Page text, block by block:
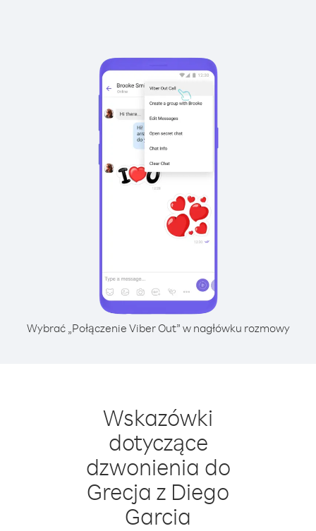
Wybrać „Połączenie Viber Out” w nagłówku rozmowy
Wskazówki
dotyczące
dzwonienia do
Grecja z Diego
Garcia